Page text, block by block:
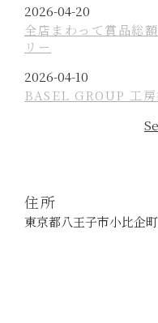
d
o
n
t
e
d
o
n
P
o
s
e
d
2026-04-20
全店まわって賞品総
リー
P
o
o
n
2026-04-10
BASEL GROUP 工
住所
東京都八王子市小比企